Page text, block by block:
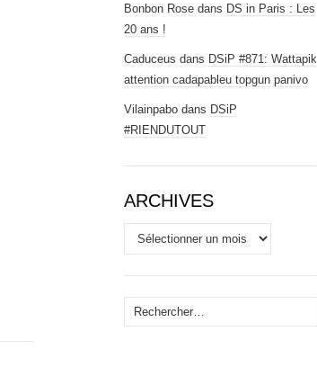
Bonbon Rose dans DS in Paris : Les
20 ans !
Caduceus dans DSiP #871: Wattapik
attention cadapableu topgun panivo
Vilainpabo dans DSiP
#RIENDUTOUT
ARCHIVES
Archives
Rechercher :